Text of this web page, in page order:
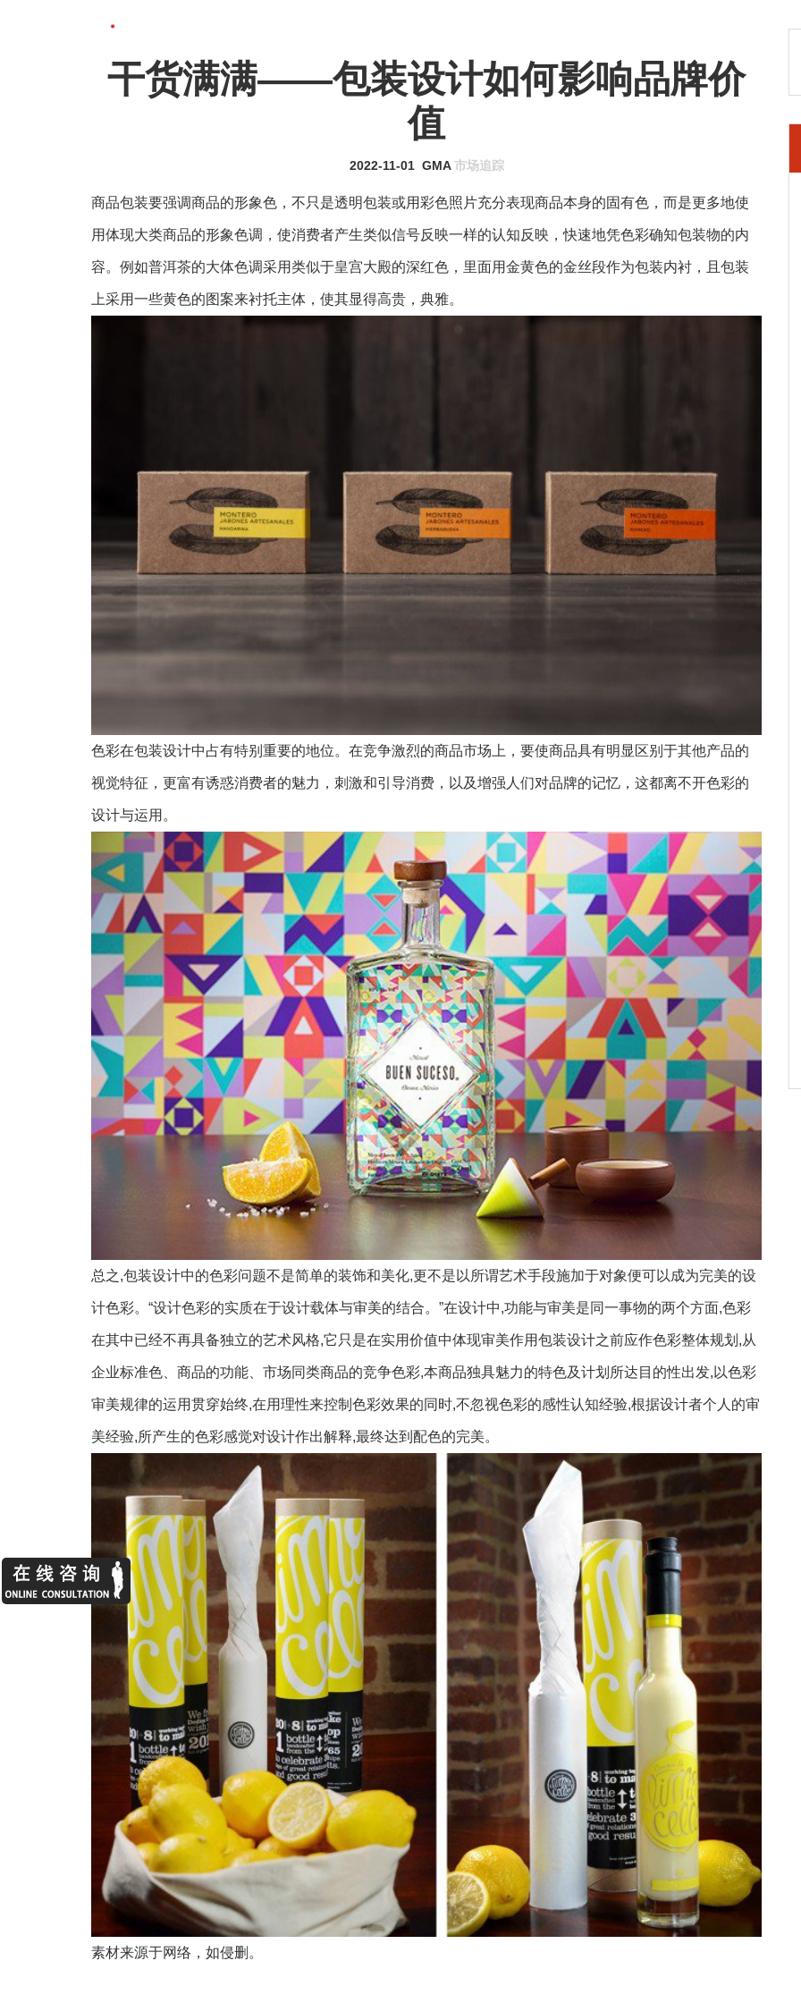
干货满满——包装设计如何影响品牌价
值
2022-11-01 GMA 市场追踪
商品包装要强调商品的形象色，不只是透明包装或用彩色照片充分表现商品本身的固有色，而是更多地使
用体现大类商品的形象色调，使消费者产生类似信号反映一样的认知反映，快速地凭色彩确知包装物的内
容。例如普洱茶的大体色调采用类似于皇宫大殿的深红色，里面用金黄色的金丝段作为包装内衬，且包装
上采用一些黄色的图案来衬托主体，使其显得高贵，典雅。
色彩在包装设计中占有特别重要的地位。在竞争激烈的商品市场上，要使商品具有明显区别于其他产品的
视觉特征，更富有诱惑消费者的魅力，刺激和引导消费，以及增强人们对品牌的记忆，这都离不开色彩的
设计与运用。
总之,包装设计中的色彩问题不是简单的装饰和美化,更不是以所谓艺术手段施加于对象便可以成为完美的设
计色彩。“设计色彩的实质在于设计载体与审美的结合。”在设计中,功能与审美是同一事物的两个方面,色彩
在其中已经不再具备独立的艺术风格,它只是在实用价值中体现审美作用包装设计之前应作色彩整体规划,从
企业标准色、商品的功能、市场同类商品的竞争色彩,本商品独具魅力的特色及计划所达目的性出发,以色彩
审美规律的运用贯穿始终,在用理性来控制色彩效果的同时,不忽视色彩的感性认知经验,根据设计者个人 的审
美经验,所产生的色彩感觉对设计作出解释,最终达到配色的完美。
素材来源于网络，如侵删。